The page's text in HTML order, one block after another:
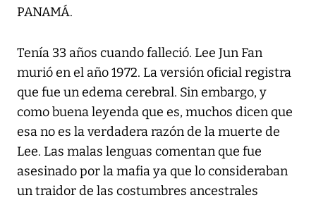
PANAMÁ.
Tenía 33 años cuando falleció. Lee Jun Fan
murió en el año 1972. La versión oficial registra
que fue un edema cerebral. Sin embargo, y
como buena leyenda que es, muchos dicen que
esa no es la verdadera razón de la muerte de
Lee. Las malas lenguas comentan que fue
asesinado por la mafia ya que lo consideraban
un traidor de las costumbres ancestrales